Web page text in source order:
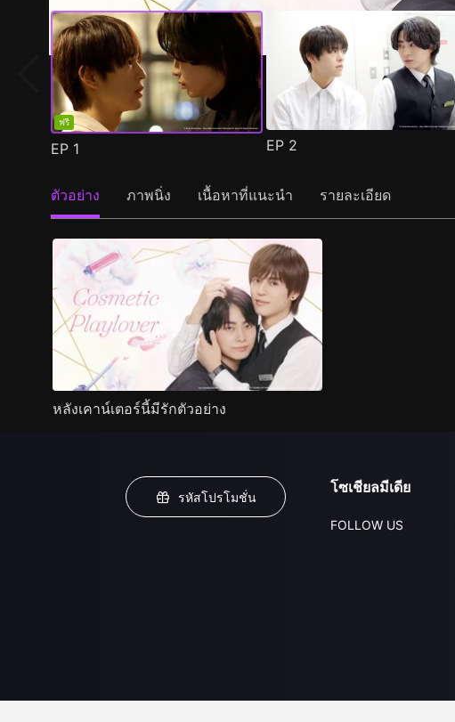
ฟรี
EP 1 EP 2
ตัวอย่าง ภาพนิ่ง เนื้อหาที่แนะนำ รายละเอียด
หลังเคาน์เตอร์นี้มีรักตัวอย่าง
รหัสโปรโมชั่น
โซเชียลมีเดีย
FOLLOW US